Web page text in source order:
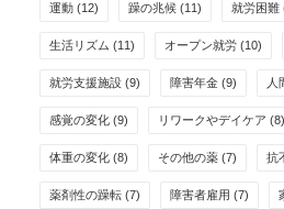
運動 (12) 躁の兆候 (11) 就労困難
生活リズム (11) オープン就労 (10)
就労支援施設 (9) 障害年金 (9) 人
感覚の変化 (9) リワークやデイケア (8)
体重の変化 (8) その他の薬 (7) 抗
薬剤性の躁転 (7) 障害者雇用 (7)